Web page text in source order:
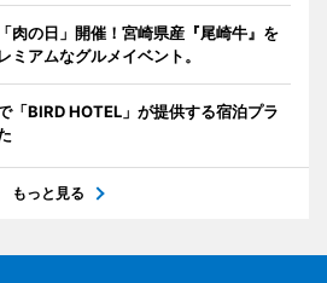
肉の日」開催！宮崎県産『尾崎牛』を
ミアムなグルメイベント。
「BIRD HOTEL」が提供する宿泊プラ
もっと見る